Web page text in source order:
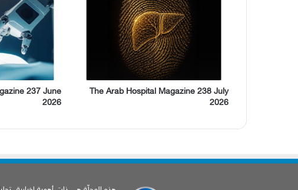
The Arab Hospital Magazine 238 July
2026
237 June
2026